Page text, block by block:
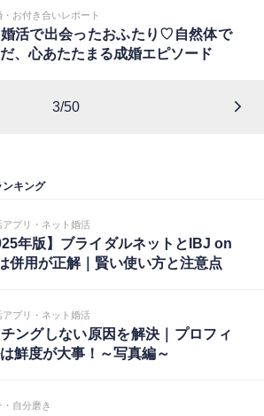
・お付き合いレポート
活で出会ったおふたり♡自然体で
、心あたたまる成婚エピソード
3/50
ンキング
アプリ・ネット婚活
年版】ブライダルネットとIBJ on
併用が正解｜賢い使い方と注意点
アプリ・ネット婚活
ングしない原因を解決｜プロフィ
鮮度が大事！～写真編～
・自分磨き